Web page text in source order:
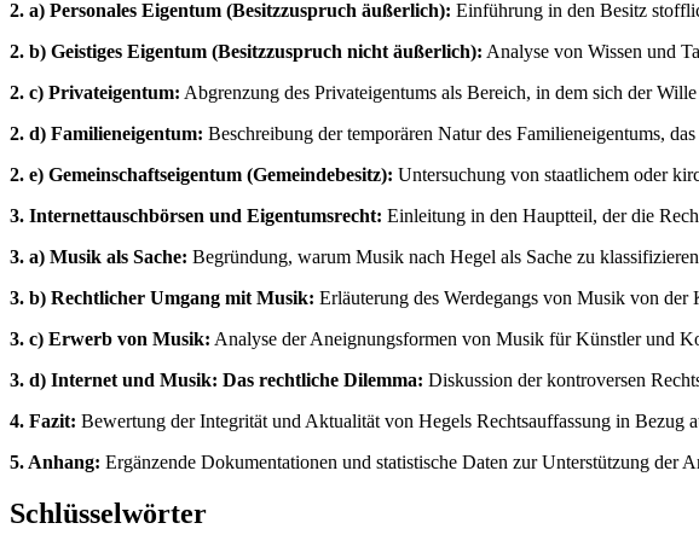
2. a) Personales Eigentum (Besitzzuspruch äußerlich): Einführung in den Besitz
2. b) Geistiges Eigentum (Besitzzuspruch nicht äußerlich): Analyse von Wissen und
2. c) Privateigentum: Abgrenzung des Privateigentums als Bereich, in dem sich der
2. d) Familieneigentum: Beschreibung der temporären Natur des Familieneigentums,
2. e) Gemeinschaftseigentum (Gemeindebesitz): Untersuchung von staatlichem oder
3. Internettauschbörsen und Eigentumsrecht: Einleitung in den Hauptteil, der die
3. a) Musik als Sache: Begründung, warum Musik nach Hegel als Sache zu
3. b) Rechtlicher Umgang mit Musik: Erläuterung des Werdegangs von Musik von
3. c) Erwerb von Musik: Analyse der Aneignungsformen von Musik für Künstler und
3. d) Internet und Musik: Das rechtliche Dilemma: Diskussion der kontroversen
4. Fazit: Bewertung der Integrität und Aktualität von Hegels Rechtsauffassung in Bezug
5. Anhang: Ergänzende Dokumentationen und statistische Daten zur Unterstützung der
Schlüsselwörter